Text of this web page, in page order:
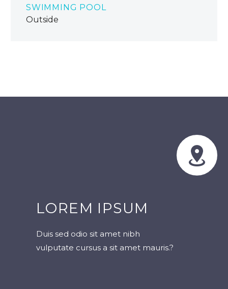
SWIMMING POOL
Outside


LOREM IPSUM
Duis sed odio sit amet nibh
vulputate cursus a sit amet mauris.?